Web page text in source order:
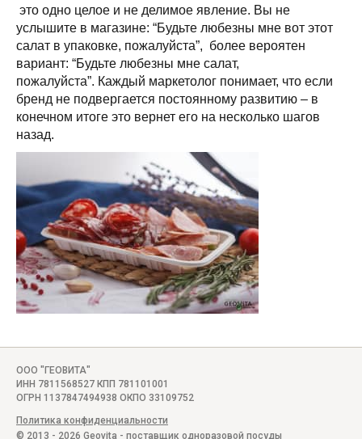
это одно целое и не делимое явление. Вы не
услышите в магазине: “Будьте любезны мне вот этот
салат в упаковке, пожалуйста”, более вероятен
вариант: “Будьте любезны мне салат,
пожалуйста”. Каждый маркетолог понимает, что если
бренд не подвергается постоянному развитию – в
конечном итоге это вернет его на несколько шагов
назад.
ООО "ГЕОВИТА"
ИНН 7811568527 КПП 781101001
ОГРН 1137847494938 ОКПО 33109752
Политика конфиденциальности
© 2013 - 2026 Geovita - поставщик одноразовой посуды